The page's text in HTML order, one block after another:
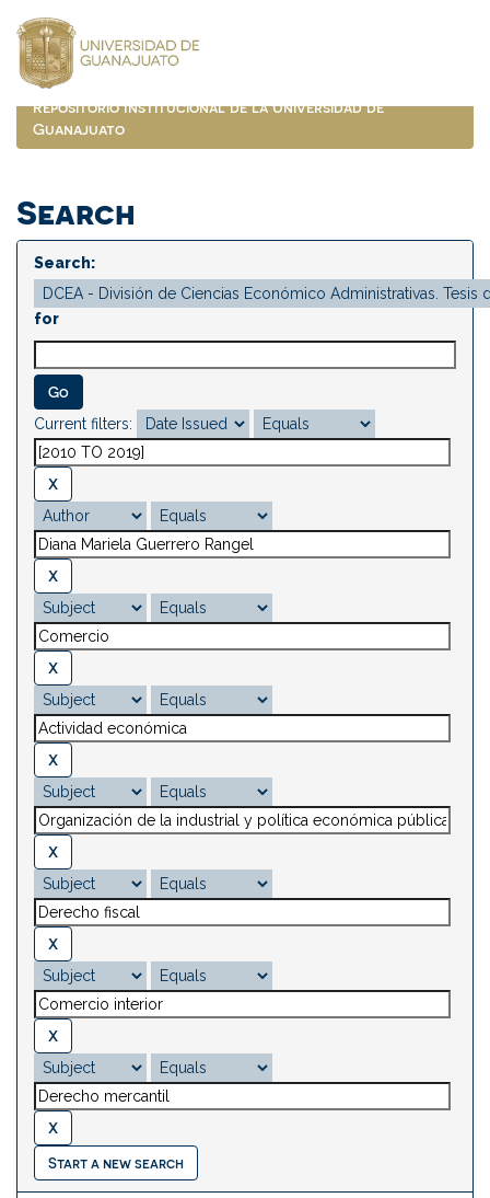
navigation
Repositorio Institucional de la Universidad de
Guanajuato
Search
Search:
for
Current filters:
Start a new search